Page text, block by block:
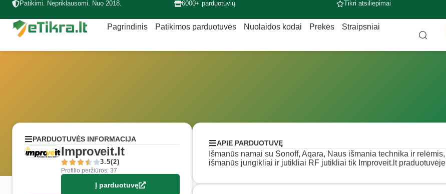
Patikimi. Nepriklausomi. Nuo 2018. 6000+ parduotuvių Tikri atsiliepimai
Pagrindinis Patikimos parduotuvės Nuolaidos kodai Prekės Straipsniai
PARDUOTUVĖS INFORMACIJA
Improveit.lt
3.5(2)
Profilio peržiūros: 37
Į parduotuvę
APIE PARDUOTUVĘ
Išmanūs namai su Sonoff, Aqara, Naus išmania technika ir
išmanūs jungikliai ir jutikliai RF jutikliai tik Improveit.lt